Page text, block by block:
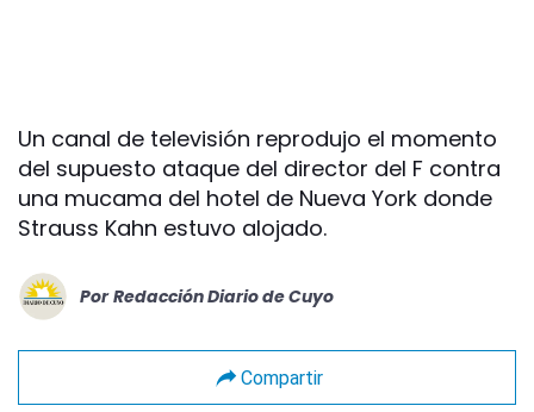
Un canal de televisión reprodujo el momento
del supuesto ataque del director del F contra
una mucama del hotel de Nueva York donde
Strauss Kahn estuvo alojado.
Por Redacción Diario de Cuyo
Compartir